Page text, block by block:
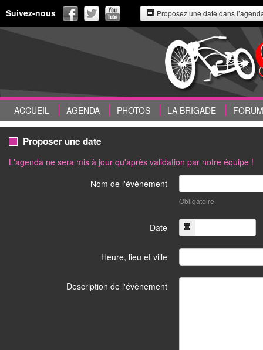
Suivez-nous Proposez une date dans
ACCUEIL AGENDA PHOTOS LA BRIGADE FORUM
Proposer une date
L'agenda ne sera mis à jour qu'après validation par notre équipe !
Nom de l'évènement
Obligatoire
Date
Heure, lieu et ville
Description de l'évènement